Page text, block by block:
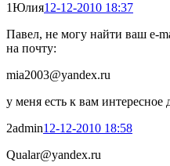
1Юлия12-12-2010 18:37
Павел, не могу найти ваш e-
на почту:
mia2003@yandex.ru
у меня есть к вам интересное
2admin12-12-2010 18:58
Qualar@yandex.ru